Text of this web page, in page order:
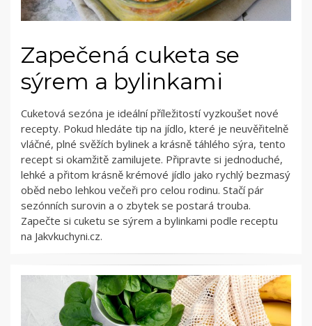
Zapečená cuketa se
sýrem a bylinkami
Cuketová sezóna je ideální příležitostí vyzkoušet nové
recepty. Pokud hledáte tip na jídlo, které je neuvěřitelně
vláčné, plné svěžích bylinek a krásně táhlého sýra, tento
recept si okamžitě zamilujete. Připravte si jednoduché,
lehké a přitom krásně krémové jídlo jako rychlý bezmasý
oběd nebo lehkou večeři pro celou rodinu. Stačí pár
sezónních surovin a o zbytek se postará trouba.
Zapečte si cuketu se sýrem a bylinkami podle receptu
na Jakvkuchyni.cz.